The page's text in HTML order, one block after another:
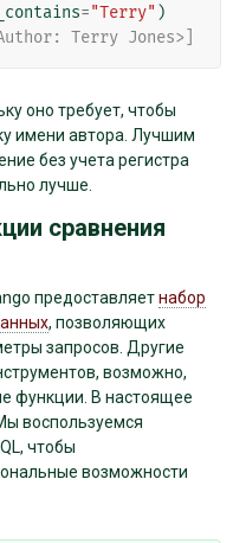
="Terry" )
Terry Jones>]
оно требует, чтобы
имени автора. Лучшим
без учета регистра
лучше.
сравнения
предоставляетнабор
, позволяющих
запросов. Другие
возможно,
функции. В настоящее
воспользуемся
чтобы
возможности